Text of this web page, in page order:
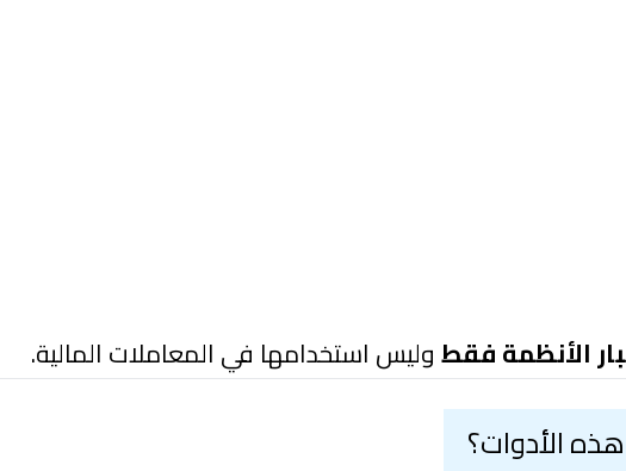
الأنظمة فقطوليس استخدامها في المعاملات المالية.
الأدوات؟